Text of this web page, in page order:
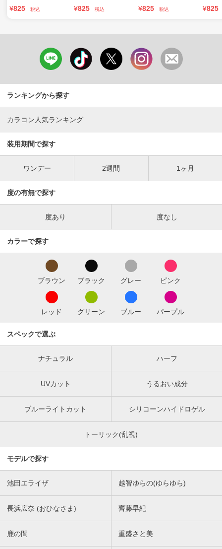
¥825 税込 ¥825 税込 ¥825 税込 ¥825
ランキングから探す
カラコン人気ランキング
装用期間で探す
ワンデー 2週間 1ヶ月
度の有無で探す
度あり 度なし
カラーで探す
ブラウン ブラック グレー ピンク
レッド グリーン ブルー パープル
スペックで選ぶ
ナチュラル ハーフ
UVカット うるおい成分
ブルーライトカット シリコーンハイドロゲル
トーリック(乱視)
モデルで探す
池田エライザ 越智ゆらの(ゆらゆら)
長浜広奈 (おひなさま) 齊藤早紀
鹿の間 重盛さと美